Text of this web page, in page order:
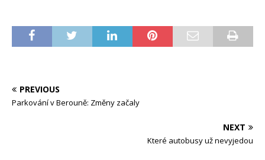
PREVIOUS
Parkování v Berouně: Změny začaly
NEXT
Které autobusy už nevyjedou